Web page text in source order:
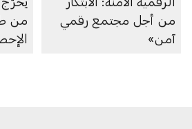
من أجل مجتمع رقمي
آمن»
من